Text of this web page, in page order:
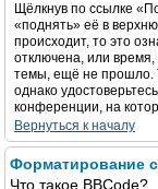
Щёлкнув по ссылке
«поднять» её в
происходит, то это
отключена, или
темы, ещё не прошло.
однако
конференции, на
Вернуться к началу
Форматирование
Что такое BBCode?